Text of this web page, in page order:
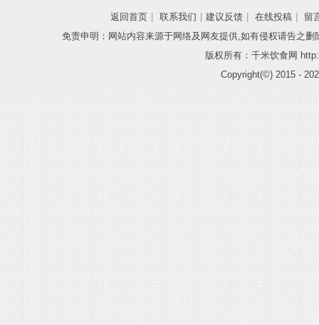
返回首页 联系我们 建议反馈 在线投稿
留
免责申明：网站内容来源于网络及网友提供,如有侵权请告之
版权所有：千米饮食网
Copyright(©) 2015 -